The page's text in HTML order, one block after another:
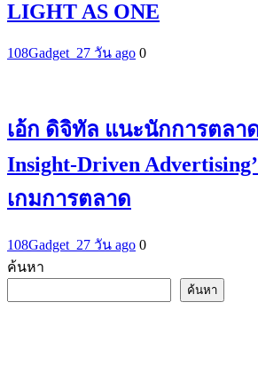
LIGHT AS ONE
108Gadget_27 วัน ago 0
เอ้ก ดิจิทัล แนะนักการตลา
Insight-Driven
เกมการตลาด
108Gadget_27 วัน ago 0
ค้นหา
ค้นหา